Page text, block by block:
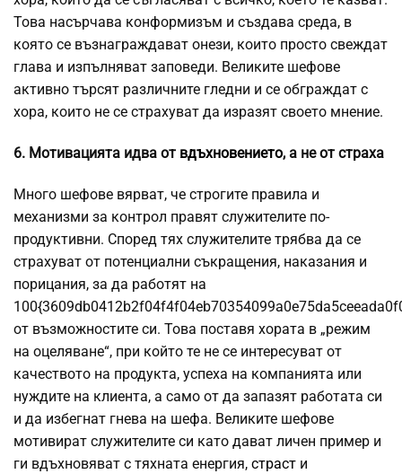
Това насърчава конформизъм и създава среда, в
която се възнаграждават онези, които просто свеждат
глава и изпълняват заповеди. Великите шефове
активно търсят различните гледни и се обграждат с
хора, които не се страхуват да изразят своето мнение.
6. Мотивацията идва от вдъхновението, а не от страха
Много шефове вярват, че строгите правила и
механизми за контрол правят служителите по-
продуктивни. Според тях служителите трябва да се
страхуват от потенциални съкращения, наказания и
порицания, за да работят на
от възможностите си. Това поставя хората в „режим
на оцеляване“, при който те не се интересуват от
качеството на продукта, успеха на компанията или
нуждите на клиента, а само от да запазят работата си
и да избегнат гнева на шефа. Великите шефове
мотивират служителите си като дават личен пример и
ги вдъхновяват с тяхната енергия, страст и